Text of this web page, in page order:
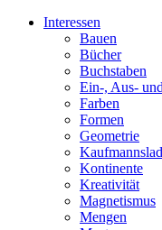
Interessen
Bauen
Bücher
Buchstaben
Ein-, Aus-
Farben
Formen
Geometrie
Kontinente
Kreativität
Magnetismus
Mengen